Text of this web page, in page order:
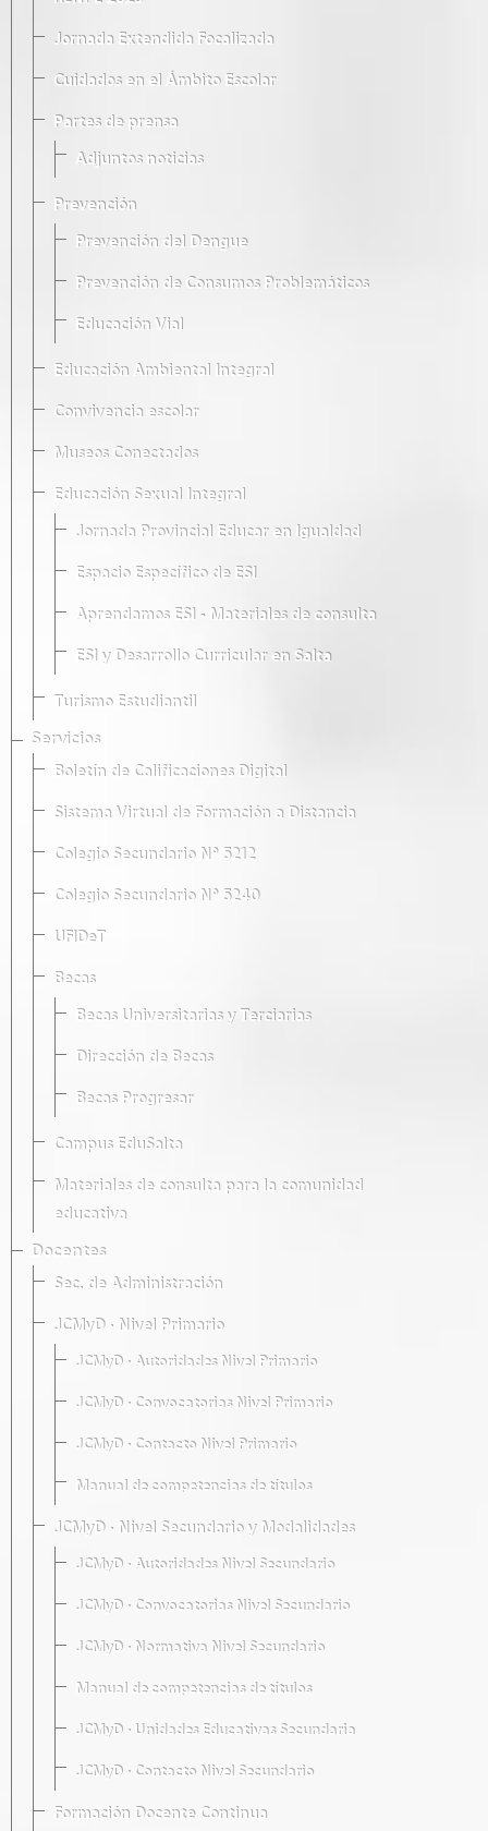
Jornada Extendida Focalizada
Cuidados en el Ámbito Escolar
Partes de prensa
Adjuntos noticias
Prevención
Prevención del Dengue
Prevención de Consumos Problemáticos
Educación Vial
Educación Ambiental Integral
Convivencia escolar
Museos Conectados
Educación Sexual Integral
Jornada Provincial Educar en Igualdad
Espacio Específico de ESI
Aprendamos ESI - Materiales de consulta
ESI y Desarrollo Curricular en Salta
Turismo Estudiantil
Servicios
Boletín de Calificaciones Digital
Sistema Virtual de Formación a Distancia
Colegio Secundario Nº 5212
Colegio Secundario Nº 5240
UFIDeT
Becas
Becas Universitarias y Terciarias
Dirección de Becas
Becas Progresar
Campus EduSalta
Materiales de consulta para la comunidad
educativa
Docentes
Sec. de Administración
JCMyD · Nivel Primario
JCMyD · Autoridades Nivel Primario
JCMyD · Convocatorias Nivel Primario
JCMyD · Contacto Nivel Primario
Manual de competencias de títulos
JCMyD · Nivel Secundario y Modalidades
JCMyD · Autoridades Nivel Secundario
JCMyD · Convocatorias Nivel Secundario
JCMyD · Normativa Nivel Secundario
Manual de competencias de títulos
JCMyD · Unidades Educativas Secundaria
JCMyD · Contacto Nivel Secundario
Formación Docente Continua